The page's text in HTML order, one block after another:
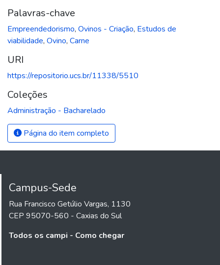
Palavras-chave
Empreendedorismo, Ovinos - Criação, Estudos de
viabilidade, Ovino, Carne
URI
https://repositorio.ucs.br/11338/5510
Coleções
Administração - Bacharelado
Página do item completo
Campus-Sede
Rua Francisco Getúlio Vargas, 1130
CEP 95070-560 - Caxias do Sul
Todos os campi - Como chegar